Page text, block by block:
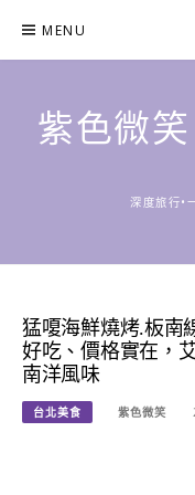
content
MENU
紫色微
深度旅行•
猛嗄海鮮燒烤.板南
好吃、價格實在，
南洋風味
台北美食 紫色微笑